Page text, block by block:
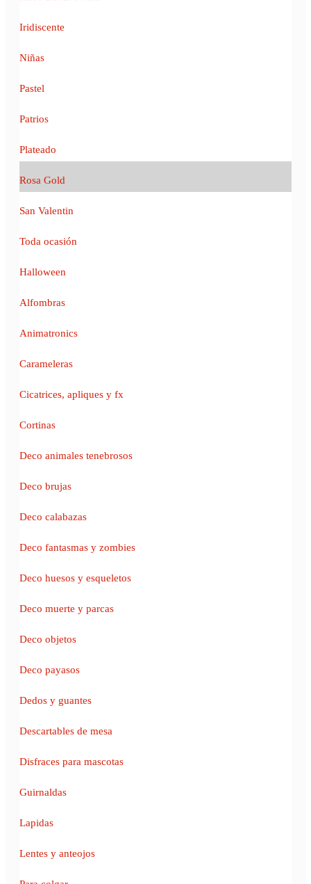
Iridiscente
Niñas
Pastel
Patrios
Plateado
Rosa Gold
San Valentin
Toda ocasión
Halloween
Alfombras
Animatronics
Carameleras
Cicatrices, apliques y fx
Cortinas
Deco animales tenebrosos
Deco brujas
Deco calabazas
Deco fantasmas y zombies
Deco huesos y esqueletos
Deco muerte y parcas
Deco objetos
Deco payasos
Dedos y guantes
Descartables de mesa
Disfraces para mascotas
Guirnaldas
Lapidas
Lentes y anteojos